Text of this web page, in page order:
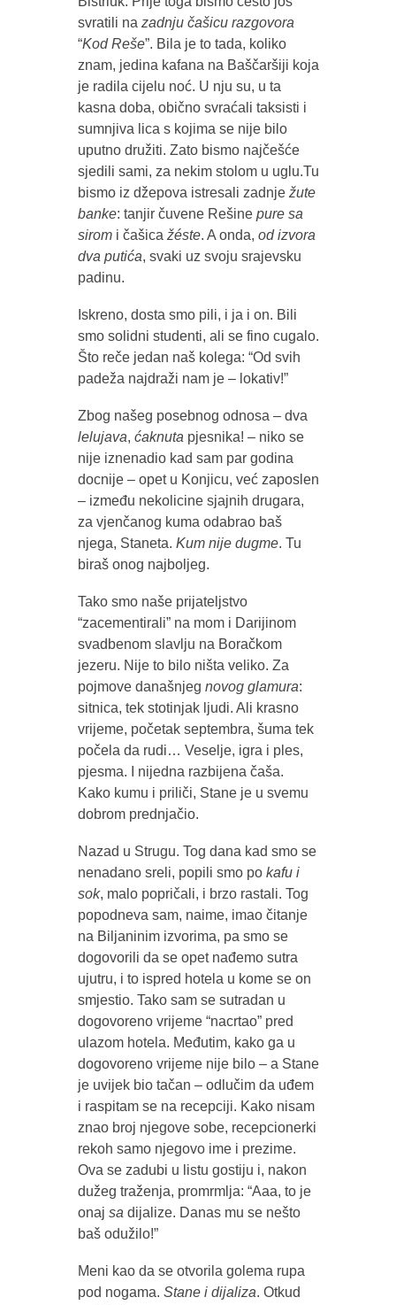
svratili na zadnju čašicu razgovora
“Kod Reše”. Bila je to tada, koliko
znam, jedina kafana na Baščaršiji koja
je radila cijelu noć. U nju su, u ta
kasna doba, obično svraćali taksisti i
sumnjiva lica s kojima se nije bilo
uputno družiti. Zato bismo najčešće
sjedili sami, za nekim stolom u uglu.Tu
bismo iz džepova istresali zadnje žute
banke: tanjir čuvene Rešine pure sa
siromi čašica žéste. A onda, od izvora
dva putića, svaki uz svoju srajevsku
padinu.
Iskreno, dosta smo pili, i ja i on. Bili
smo solidni studenti, ali se fino cugalo.
Što reče jedan naš kolega: “Od svih
padeža najdraži nam je – lokativ!”
Zbog našeg posebnog odnosa – dva
lelujava, ćaknuta pjesnika! – niko se
nije iznenadio kad sam par godina
docnije – opet u Konjicu, već zaposlen
– između nekolicine sjajnih drugara,
za vjenčanog kuma odabrao baš
njega, Staneta. Kum nije dugme. Tu
biraš onog najboljeg.
Tako smo naše prijateljstvo
“zacementirali” na mom i Darijinom
svadbenom slavlju na Boračkom
jezeru. Nije to bilo ništa veliko. Za
pojmove današnjeg novog glamura:
sitnica, tek stotinjak ljudi. Ali krasno
vrijeme, početak septembra, šuma tek
počela da rudi… Veselje, igra i ples,
pjesma. I nijedna razbijena čaša.
Kako kumu i priliči, Stane je u svemu
dobrom prednjačio.
Nazad u Strugu. Tog dana kad smo se
nenadano sreli, popili smo pokafu i
sok, malo popričali, i brzo rastali. Tog
popodneva sam, naime, imao čitanje
na Biljaninim izvorima, pa smo se
dogovorili da se opet nađemo sutra
ujutru, i to ispred hotela u kome se on
smjestio. Tako sam se sutradan u
dogovoreno vrijeme “nacrtao” pred
ulazom hotela. Međutim, kako ga u
dogovoreno vrijeme nije bilo – a Stane
je uvijek bio tačan – odlučim da uđem
i raspitam se na recepciji. Kako nisam
znao broj njegove sobe, recepcionerki
rekoh samo njegovo ime i prezime.
Ova se zadubi u listu gostiju i, nakon
dužeg traženja, promrmlja: “Aaa, to je
onaj sa dijalize. Danas mu se nešto
baš odužilo!”
Meni kao da se otvorila golema rupa
pod nogama. Stane i dijaliza. Otkud